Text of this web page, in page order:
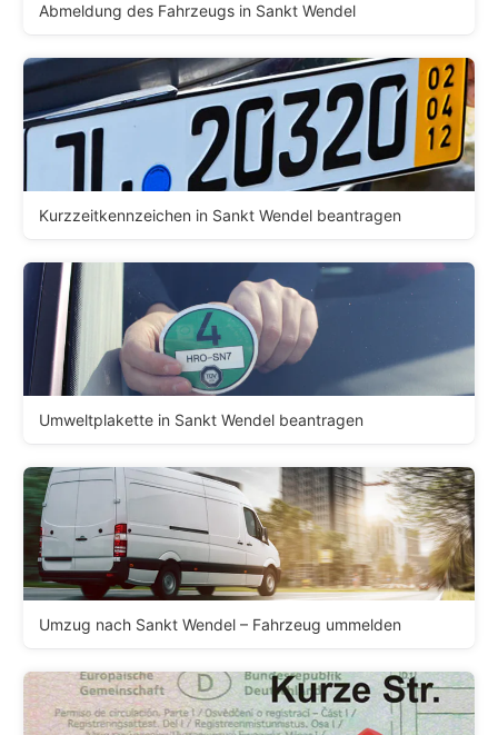
Abmeldung des Fahrzeugs in Sankt Wendel
Kurzzeitkennzeichen in Sankt Wendel beantragen
Umweltplakette in Sankt Wendel beantragen
Umzug nach Sankt Wendel – Fahrzeug ummelden